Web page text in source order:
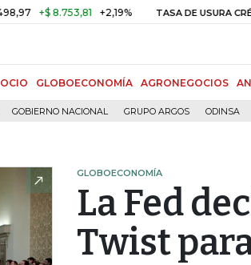
+$ 8.753,81 +2,19% TASA DE USURA CRÉDITO
OCIO GLOBOECONOMÍA AGRONEGOCIOS
GOBIERNO NACIONAL GRUPO ARGOS ODINSA
GLOBOECONOMÍA
La Fed
Twist